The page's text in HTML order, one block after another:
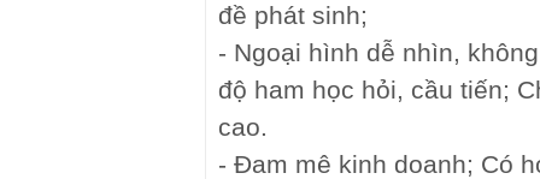
đề phát sinh;
- Ngoại hình dễ nhìn,
độ ham học hỏi, cầu tiến;
cao.
- Đam mê kinh doanh; Có